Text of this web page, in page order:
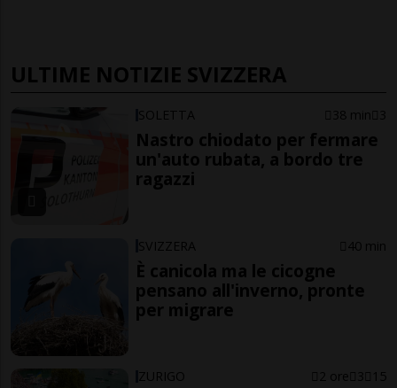
ULTIME NOTIZIE SVIZZERA
SOLETTA 38 min 3
Nastro chiodato per fermare
un'auto rubata, a bordo tre
ragazzi
SVIZZERA 40 min
È canicola ma le cicogne
pensano all'inverno, pronte
per migrare
ZURIGO 2 ore 3 15